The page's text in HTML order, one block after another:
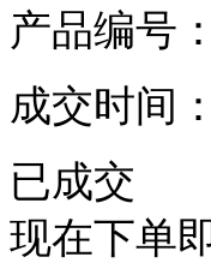
产品编号：
成交时间：
已成交
现在下单